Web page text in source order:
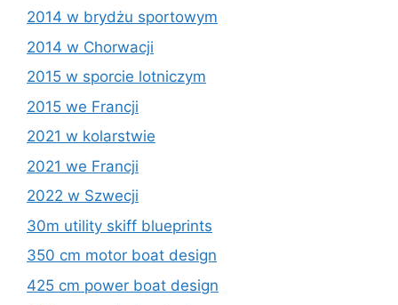
2014 w brydżu sportowym
2014 w Chorwacji
2015 w sporcie lotniczym
2015 we Francji
2021 w kolarstwie
2021 we Francji
2022 w Szwecji
30m utility skiff blueprints
350 cm motor boat design
425 cm power boat design